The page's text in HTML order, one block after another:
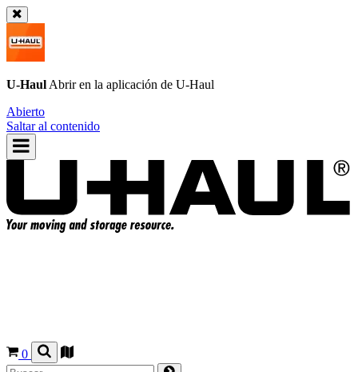
U-Haul Abrir en la aplicación de U-Haul
Abierto
Saltar al contenido
0